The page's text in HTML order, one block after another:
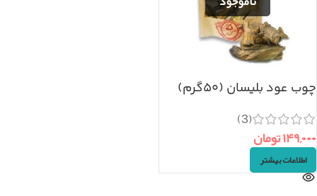
چوب عود بلیسان (۵۰گرم)
(3)
۱۴۹,۰۰۰تومان
اطلاعات بیشتر